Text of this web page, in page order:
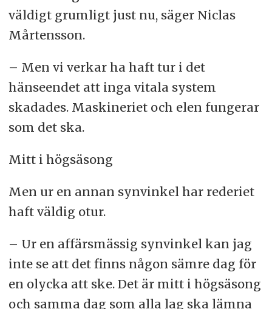
väldigt grumligt just nu, säger Niclas
Mårtensson.
– Men vi verkar ha haft tur i det
hänseendet att inga vitala system
skadades. Maskineriet och elen fungerar
som det ska.
Mitt i högsäsong
Men ur en annan synvinkel har rederiet
haft väldig otur.
– Ur en affärsmässig synvinkel kan jag
inte se att det finns någon sämre dag för
en olycka att ske. Det är mitt i högsäsong
och samma dag som alla lag ska lämna